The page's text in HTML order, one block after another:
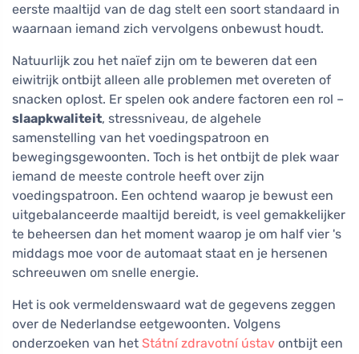
eerste maaltijd van de dag stelt een soort standaard in
waarnaan iemand zich vervolgens onbewust houdt.
Natuurlijk zou het naïef zijn om te beweren dat een
eiwitrijk ontbijt alleen alle problemen met overeten of
snacken oplost. Er spelen ook andere factoren een rol –
slaapkwaliteit, stressniveau, de algehele
samenstelling van het voedingspatroon en
bewegingsgewoonten. Toch is het ontbijt de plek waar
iemand de meeste controle heeft over zijn
voedingspatroon. Een ochtend waarop je bewust een
uitgebalanceerde maaltijd bereidt, is veel gemakkelijker
te beheersen dan het moment waarop je om half vier 's
middags moe voor de automaat staat en je hersenen
schreeuwen om snelle energie.
Het is ook vermeldenswaard wat de gegevens zeggen
over de Nederlandse eetgewoonten. Volgens
onderzoeken van het Státní zdravotní ústav ontbijt een